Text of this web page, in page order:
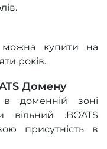
купити на
років.
Домену
доменній зоні
вільний .BOATS
присутність в